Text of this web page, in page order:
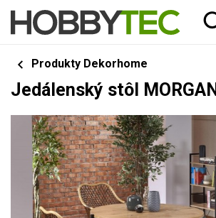
Produkty Dekorhome
Jedálenský stôl MORGAN